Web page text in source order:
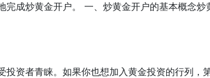
成炒黄金开户。 一、炒黄金开户的基本概念炒
资者青睐。如果你也想加入黄金投资的行列，